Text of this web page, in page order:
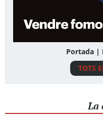
Portada |
TOTS
La